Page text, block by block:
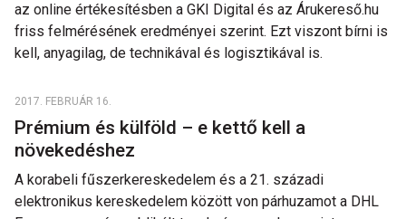
az online értékesítésben a GKI Digital és az Árukereső.hu
friss felmérésének eredményei szerint. Ezt viszont bírni is
kell, anyagilag, de technikával és logisztikával is.
2017. FEBRUÁR 16.
Prémium és külföld – e kettő kell a
növekedéshez
A korabeli fűszerkereskedelem és a 21. századi
elektronikus kereskedelem között von párhuzamot a DHL